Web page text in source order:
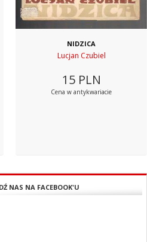
NIDZICA
Lucjan Czubiel
15 PLN
Cena w antykwariacie
NAS NA FACEBOOK'U